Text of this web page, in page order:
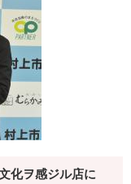
化ヲ感ジル店に